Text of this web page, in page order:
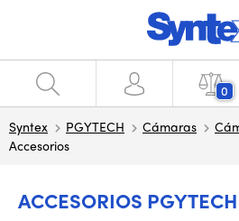
0
Syntex PGYTECH Cámaras
Accesorios
ACCESORIOS PGYTECH